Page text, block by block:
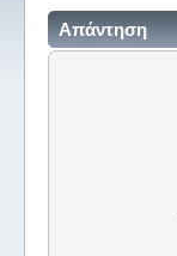
Απάντηση